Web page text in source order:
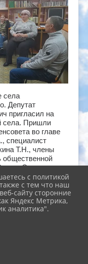
села
Депутат
пригласил на
села. Пришли
во главе
специалист
Т.Н., члены
общественной
Осинцева
встречи»
хорошо знающим
кратко
работе в своём
его
котлы в
до детского
с политикой
с тем что наш
сайту сторонние
Яндекс Метрика,
аналитика".